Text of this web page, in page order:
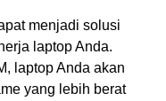
menjadi solusi
laptop Anda.
laptop Anda akan
yang lebih berat